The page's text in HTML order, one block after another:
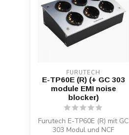
FURUTECH
E-TP60E (R) (+ GC 303
module EMI noise
blocker)
Furutech E-TP60E (R) mit GC
303 Modul und NCF